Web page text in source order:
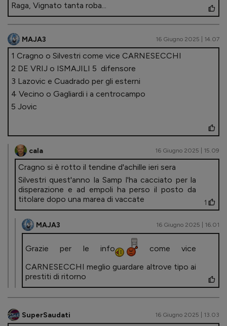
Raga, Vignato tanta roba...
MAJA3 16 Giugno 2025 | 14.07
1 Cragno o Silvestri come vice CARNESECCHI
2 DE VRIJ o ISMAJILI 5 difensore
3 Lazovic e Cuadrado per gli esterni
4 Vecino o Gagliardi i a centrocampo
5 Jovic
cala 16 Giugno 2025 | 15.09
Cragno si è rotto il tendine d'achille ieri sera
Silvestri quest'anno la Samp l'ha cacciato per la
disperazione e ad empoli ha perso il posto da
titolare dopo una marea di vaccate
1
MAJA3 16 Giugno 2025 | 16.01
Grazie per le info
come vice
CARNESECCHI meglio guardare altrove tipo ai
prestiti di ritorno
SuperSaudati 16 Giugno 2025 | 13.03